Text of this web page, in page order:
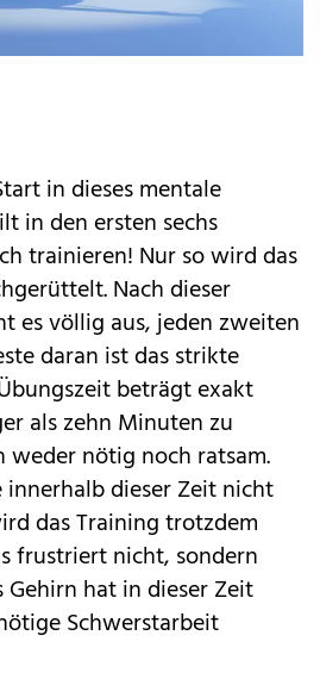
in dieses mentale
in den ersten sechs
trainieren! Nur so wird das
Nach dieser
es völlig aus, jeden zweiten
daran ist das strikte
beträgt exakt
als zehn Minuten zu
nötig noch ratsam.
dieser Zeit nicht
das Training trotzdem
frustriert nicht, sondern
hat in dieser Zeit
Schwerstarbeit